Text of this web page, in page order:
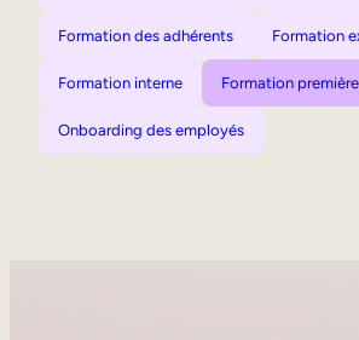
Formation des adhérents Formation
Formation interne Formation
Onboarding des employés